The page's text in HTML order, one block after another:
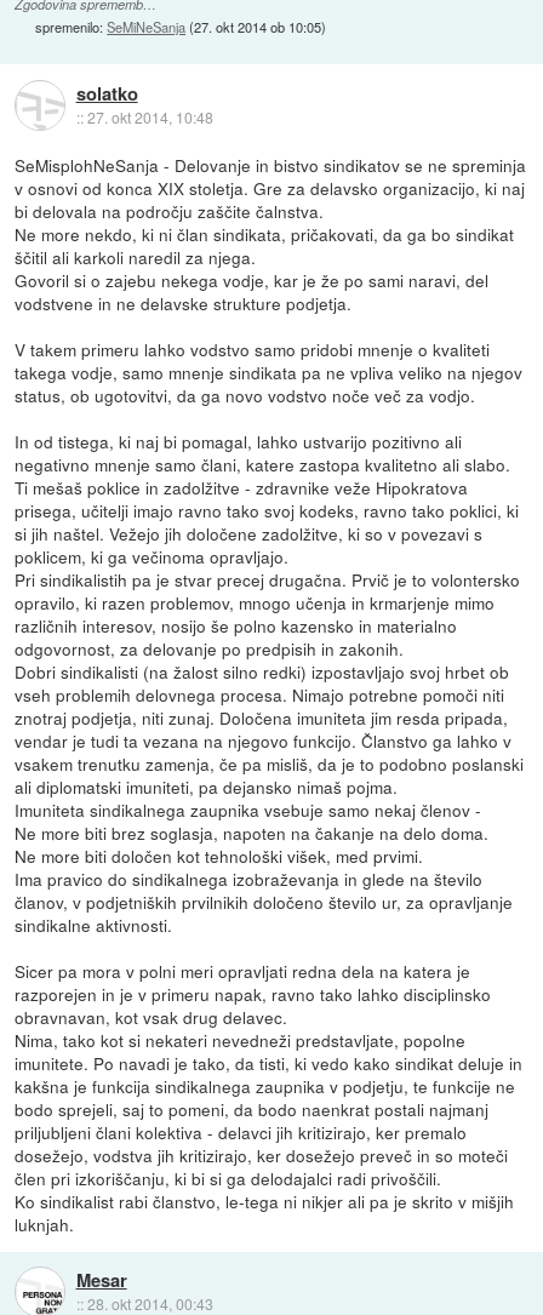
Zgodovina sprememb…
spremenilo:SeMiNeSanja(27. okt 2014 ob 10:05)
solatko
::27. okt 2014, 10:48
SeMisplohNeSanja - Delovanje in bistvo sindikatov se ne spreminja
v osnovi od konca XIX stoletja. Gre za delavsko organizacijo, ki naj
bi delovala na področju zaščite čalnstva.
Ne more nekdo, ki ni član sindikata, pričakovati, da ga bo sindikat
ščitil ali karkoli naredil za njega.
Govoril si o zajebu nekega vodje, kar je že po sami naravi, del
vodstvene in ne delavske strukture podjetja.
V takem primeru lahko vodstvo samo pridobi mnenje o kvaliteti
takega vodje, samo mnenje sindikata pa ne vpliva veliko na njegov
status, ob ugotovitvi, da ga novo vodstvo noče več za vodjo.
In od tistega, ki naj bi pomagal, lahko ustvarijo pozitivno ali
negativno mnenje samo člani, katere zastopa kvalitetno ali slabo.
Ti mešaš poklice in zadolžitve - zdravnike veže Hipokratova
prisega, učitelji imajo ravno tako svoj kodeks, ravno tako poklici, ki
si jih naštel. Vežejo jih določene zadolžitve, ki so v povezavi s
poklicem, ki ga večinoma opravljajo.
Pri sindikalistih pa je stvar precej drugačna. Prvič je to volontersko
opravilo, ki razen problemov, mnogo učenja in krmarjenje mimo
različnih interesov, nosijo še polno kazensko in materialno
odgovornost, za delovanje po predpisih in zakonih.
Dobri sindikalisti (na žalost silno redki) izpostavljajo svoj hrbet ob
vseh problemih delovnega procesa. Nimajo potrebne pomoči niti
znotraj podjetja, niti zunaj. Določena imuniteta jim resda pripada,
vendar je tudi ta vezana na njegovo funkcijo. Članstvo ga lahko v
vsakem trenutku zamenja, če pa misliš, da je to podobno poslanski
ali diplomatski imuniteti, pa dejansko nimaš pojma.
Imuniteta sindikalnega zaupnika vsebuje samo nekaj členov -
Ne more biti brez soglasja, napoten na čakanje na delo doma.
Ne more biti določen kot tehnološki višek, med prvimi.
Ima pravico do sindikalnega izobraževanja in glede na število
članov, v podjetniških prvilnikih določeno število ur, za opravljanje
sindikalne aktivnosti.
Sicer pa mora v polni meri opravljati redna dela na katera je
razporejen in je v primeru napak, ravno tako lahko disciplinsko
obravnavan, kot vsak drug delavec.
Nima, tako kot si nekateri nevedneži predstavljate, popolne
imunitete. Po navadi je tako, da tisti, ki vedo kako sindikat deluje in
kakšna je funkcija sindikalnega zaupnika v podjetju, te funkcije ne
bodo sprejeli, saj to pomeni, da bodo naenkrat postali najmanj
priljubljeni člani kolektiva - delavci jih kritizirajo, ker premalo
dosežejo, vodstva jih kritizirajo, ker dosežejo preveč in so moteči
člen pri izkoriščanju, ki bi si ga delodajalci radi privoščili.
Ko sindikalist rabi članstvo, le-tega ni nikjer ali pa je skrito v mišjih
luknjah.
Mesar
::28. okt 2014, 00:43